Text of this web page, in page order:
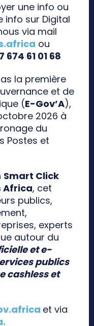
une info ou
info sur Digital
via mail
ou
674 61 01 68
la première
et de
(E-Gov’A),
2026 à
du
Postes et
Smart Click
Africa, cet
publics,
experts
autour du
et e-
publics
cashless et
et via
.